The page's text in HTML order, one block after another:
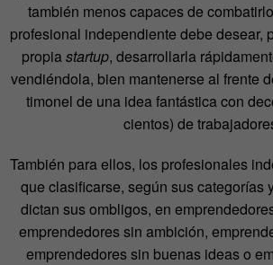
también menos capaces de
profesional independiente debe desear,
propiastartup, desarrollarla
vendiéndola, bien mantenerse al frente
timonel de una idea fantástica con
cientos) de
También para ellos, los profesionales
que clasificarse, según sus categorías
dictan sus ombligos, en
emprendedores sin ambición,
emprendedores sin buenas ideas o